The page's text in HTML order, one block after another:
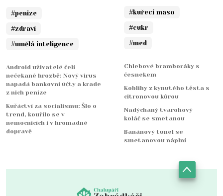
#penize
#zdraví
#umělá inteligence
Android uživatelé čelí
nečekané hrozbě: Nový virus
napadá bankovní účty a krade
z nich peníze
Kuřáctví za socialismu: Šlo o
trend, kouřilo se v
nemocnicích i v hromadné
dopravě
#kuřecí maso
#cukr
#med
Chlebové bramboráky s
česnekem
Koblihy z kynutého těsta s
citronovou kůrou
Nadýchaný tvarohový
koláč se smetanou
Banánový tunel se
smetanovou náplní